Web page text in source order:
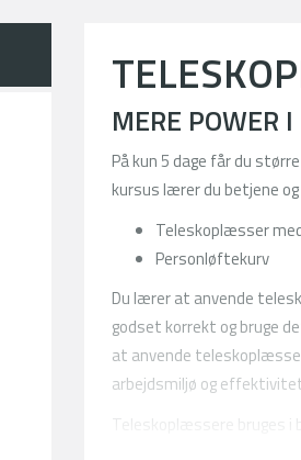
MERE POWER
På kun 5 dage får du
kursus lærer du betjene
Teleskoplæsser
Personløftekurv
Du lærer at anvende
godset korrekt og bruge
at anvende
arbejdsmiljø og
teleskoplæsser-